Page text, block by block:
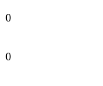
0
0